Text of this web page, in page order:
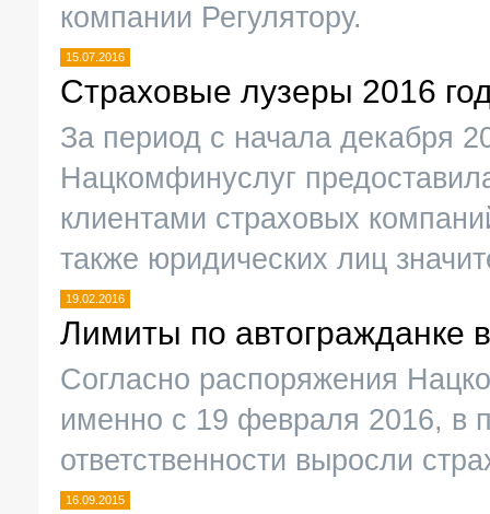
компании Регулятору.
15.07.2016
Страховые лузеры 2016
За период с начала декабря
Нацкомфинуслуг
клиентами страховых
также юридических лиц
19.02.2016
Лимиты по автогражданке
Согласно распоряжения
именно с 19 февраля 2016, в
ответственности выросли
16.09.2015